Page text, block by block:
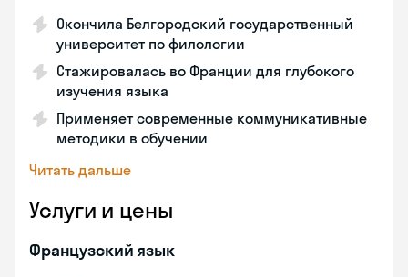
Окончила Белгородский государственный
университет по филологии
Стажировалась во Франции для глубокого
изучения языка
Применяет современные коммуникативные
методики в обучении
Читать дальше
Услуги и цены
Французский язык